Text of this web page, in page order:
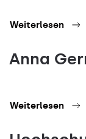
Weiterlesen
Anna
Weiterlesen